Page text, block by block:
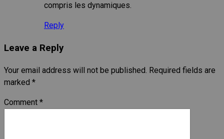
compris les dynamiques.
Reply
Leave a Reply
Your email address will not be published. Required fields are
marked *
Comment *